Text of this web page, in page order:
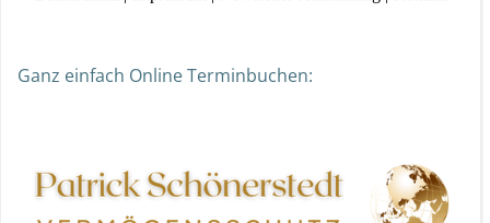
Ganz einfach Online Terminbuchen: